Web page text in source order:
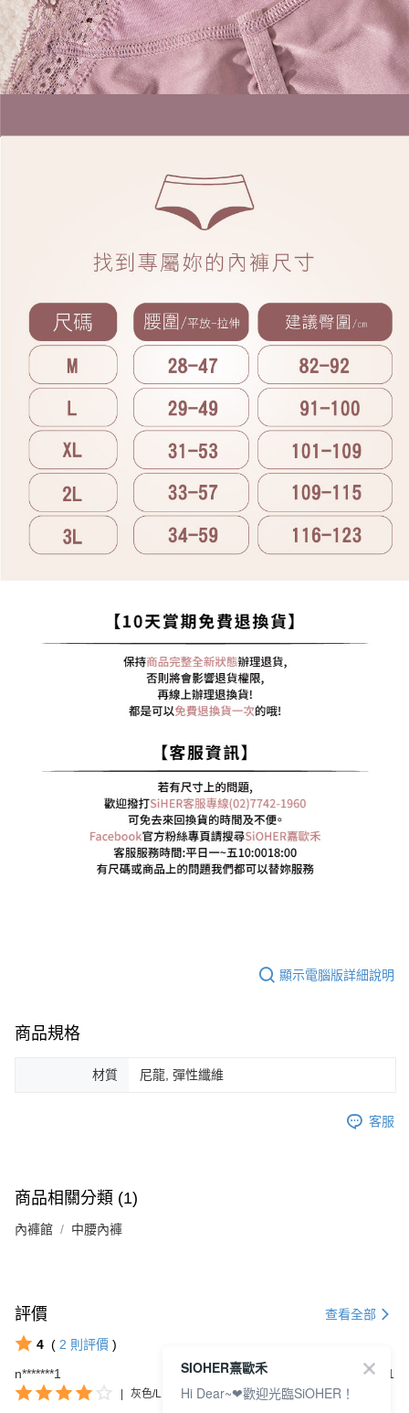
顯示電腦版詳細說明
商品規格
材質 尼龍, 彈性纖維
客服
商品相關分類 (1)
內褲館 中腰內褲
評價 查看全部
4 ( 2 則評價 )
n*******1
2024/05/31
灰色/L
SIOHER熹歐禾
Hi Dear~❤歡迎光臨SiOHER！